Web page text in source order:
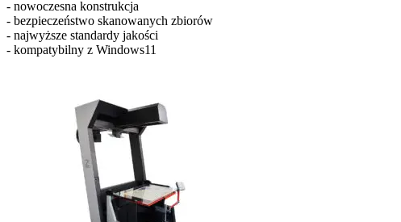
- nowoczesna konstrukcja
- bezpieczeństwo skanowanych zbiorów
- najwyższe standardy jakości
- kompatybilny z Windows11